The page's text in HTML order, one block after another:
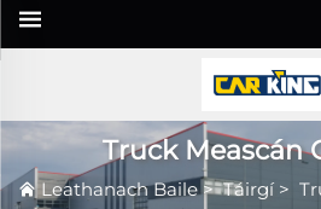
Truck Meascán
Leathanach Baile>Táirgí >